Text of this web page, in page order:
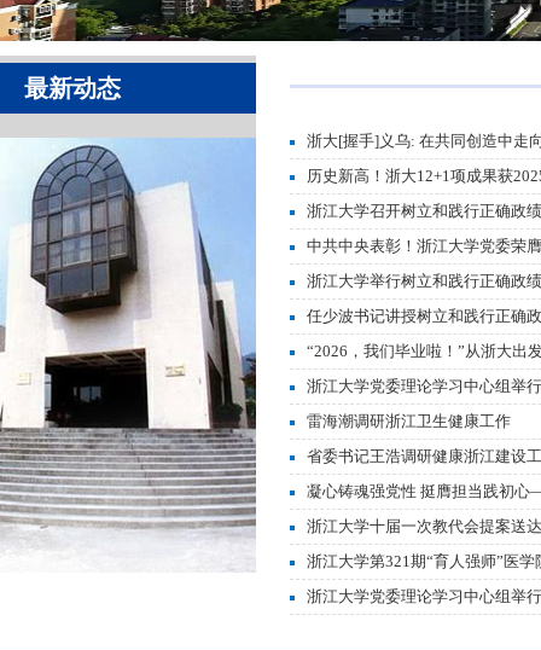
最新动态
浙大[握手]义乌: 在共同创造中走
历史新高！浙大12+1项成果获
浙江大学召开树立和践行正确政
中共中央表彰！浙江大学党委荣
浙江大学举行树立和践行正确政
任少波书记讲授树立和践行正确
“2026，我们毕业啦！”从浙大出
浙江大学党委理论学习中心组举
雷海潮调研浙江卫生健康工作
省委书记王浩调研健康浙江建设
凝心铸魂强党性 挺膺担当践初
浙江大学十届一次教代会提案送
浙江大学第321期“育人强师”医
浙江大学党委理论学习中心组举